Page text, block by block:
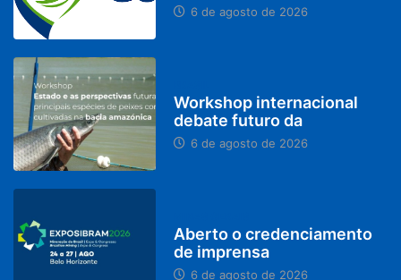
6 de agosto de 2026
Workshop internacional
debate futuro da
6 de agosto de 2026
Aberto o credenciamento
de imprensa
6 de agosto de 2026